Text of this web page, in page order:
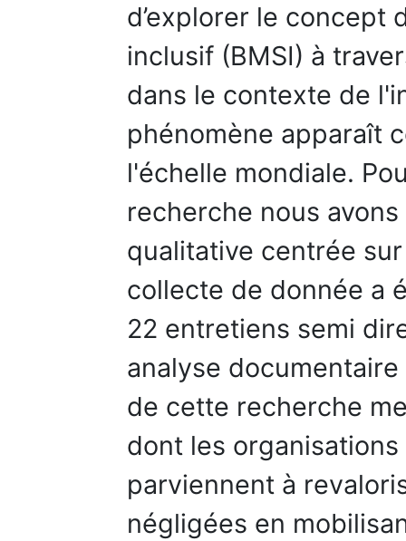
d’explorer le concept
inclusif (BMSI) à
dans le contexte de
phénomène apparaît
l'échelle mondiale.
recherche nous
qualitative centrée
collecte de donnée a
22 entretiens semi
analyse
de cette recherche
dont les
parviennent à
négligées en